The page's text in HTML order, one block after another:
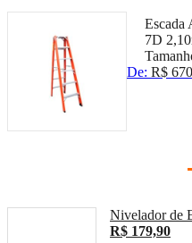
Escada
7D
De: R$
Nivelador de
R$ 179,90